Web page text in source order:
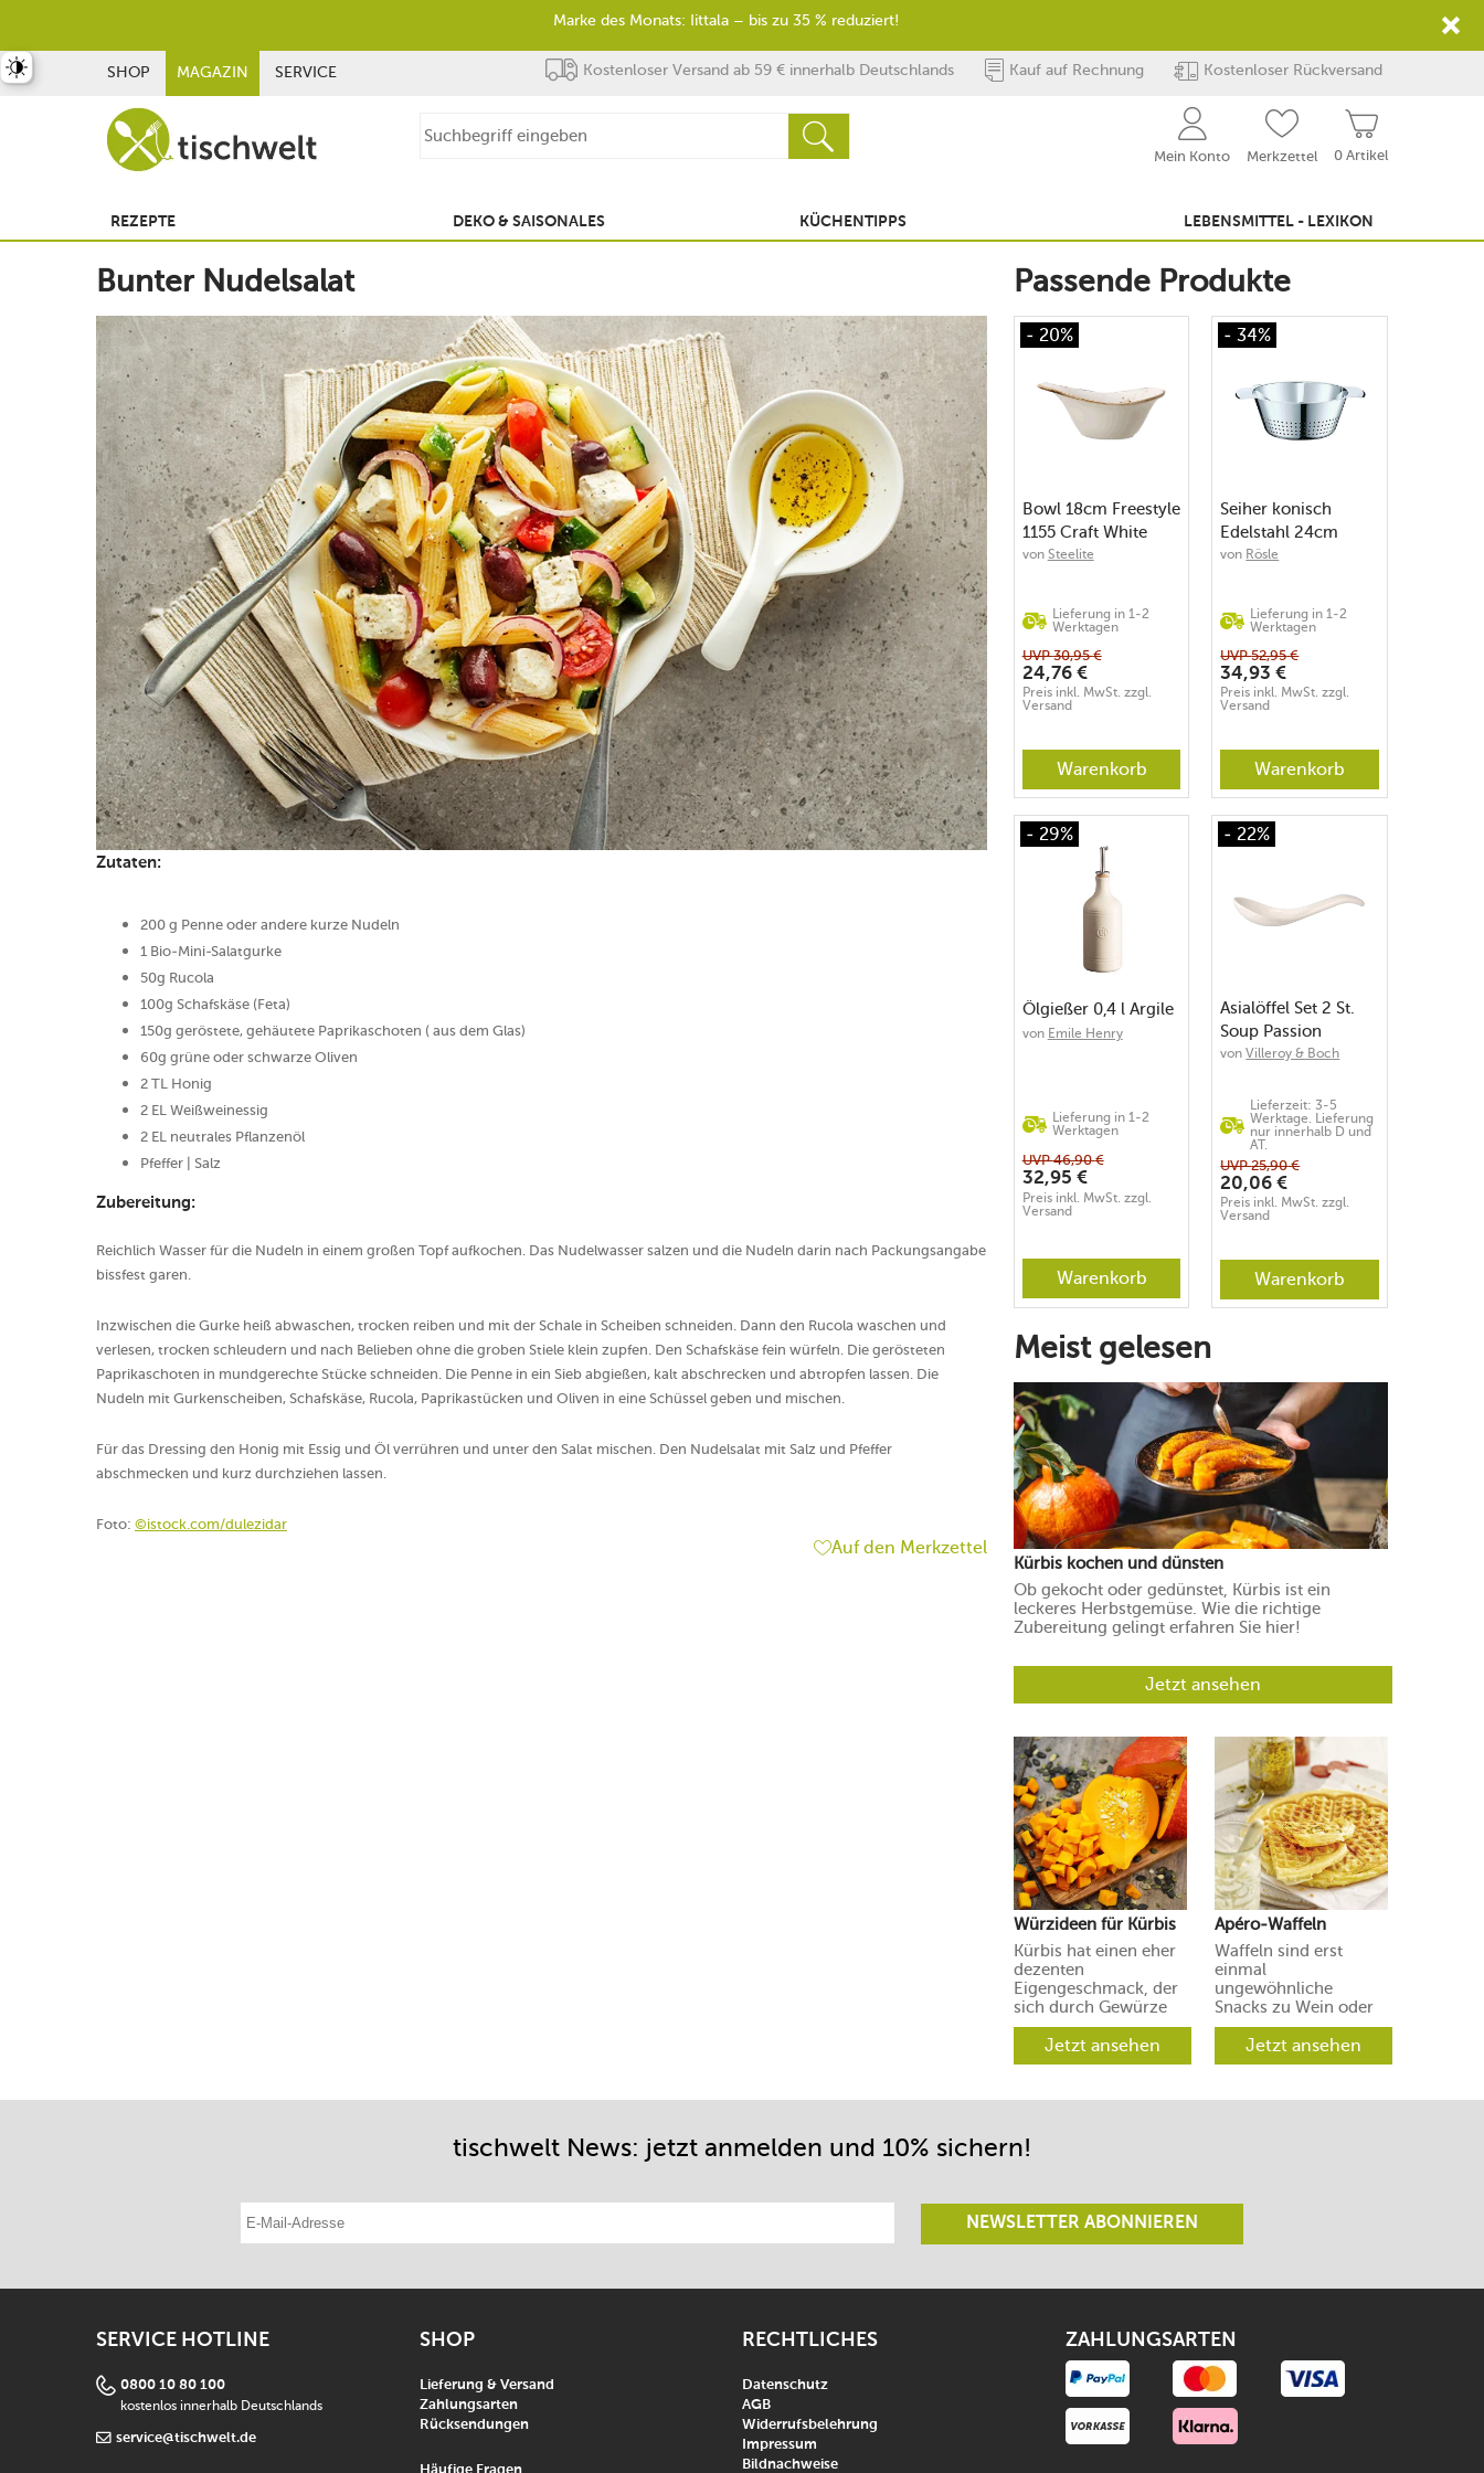
SHOP MAGAZIN SERVICE Kostenloser Versand ab 59 € innerhalb Deutschlands Kauf auf Rechnung Kostenloser Rückversand
0 Artikel
Mein Konto Merkzettel
REZEPTE DEKO & SAISONALES KÜCHENTIPPS LEBENSMITTEL - LEXIKON
Bunter Nudelsalat
Zutaten:
200 g Penne oder andere kurze Nudeln
1 Bio-Mini-Salatgurke
50g Rucola
100g Schafskäse (Feta)
150g geröstete, gehäutete Paprikaschoten ( aus dem Glas)
60g grüne oder schwarze Oliven
2 TL Honig
2 EL Weißweinessig
2 EL neutrales Pflanzenöl
Pfeffer | Salz
Zubereitung:
Reichlich Wasser für die Nudeln in einem großen Topf aufkochen. Das Nudelwasser salzen und die Nudeln darin nach Packungsangabe
bissfest garen.
Inzwischen die Gurke heiß abwaschen, trocken reiben und mit der Schale in Scheiben schneiden. Dann den Rucola waschen und
verlesen, trocken schleudern und nach Belieben ohne die groben Stiele klein zupfen. Den Schafskäse fein würfeln. Die gerösteten
Paprikaschoten in mundgerechte Stücke schneiden. Die Penne in ein Sieb abgießen, kalt abschrecken und abtropfen lassen. Die
Nudeln mit Gurkenscheiben, Schafskäse, Rucola, Paprikastücken und Oliven in eine Schüssel geben und mischen.
Für das Dressing den Honig mit Essig und Öl verrühren und unter den Salat mischen. Den Nudelsalat mit Salz und Pfeffer
abschmecken und kurz durchziehen lassen.
Foto: ©istock.com/dulezidar
Auf den Merkzettel
Passende Produkte
- 20%
Bowl 18cm Freestyle
1155 Craft White
von Steelite
Lieferung in 1-2
Werktagen
UVP30,95 €
24,76 €
Preis inkl. MwSt. zzgl.
Versand
Warenkorb
- 34%
Seiher konisch
Edelstahl 24cm
von Rösle
Lieferung in 1-2
Werktagen
UVP52,95 €
34,93 €
Preis inkl. MwSt. zzgl.
Versand
Warenkorb
- 29%
Ölgießer 0,4 l Argile
von Emile Henry
Lieferung in 1-2
Werktagen
UVP46,90 €
32,95 €
Preis inkl. MwSt. zzgl.
Versand
Warenkorb
- 22%
Asialöffel Set 2 St.
Soup Passion
vonVilleroy & Boch
Lieferzeit: 3-5
Werktage. Lieferung
nur innerhalb D und
AT.
UVP25,90 €
20,06 €
Preis inkl. MwSt. zzgl.
Versand
Warenkorb
Meist gelesen
Kürbis kochen und dünsten
Ob gekocht oder gedünstet, Kürbis ist ein
leckeres Herbstgemüse. Wie die richtige
Zubereitung gelingt erfahren Sie hier!
Jetzt ansehen
Würzideen für Kürbis
Kürbis hat einen eher
dezenten
Eigengeschmack, der
sich durch Gewürze
und Aromen leicht in
verschiedene
Richtungen lenken
Jetzt ansehen
Apéro-Waffeln
Waffeln sind erst
einmal
ungewöhnliche
Snacks zu Wein oder
Prosecco. Ihre Gäste
werden aber
begeistert sein.
Jetzt ansehen
tischwelt News: jetzt anmelden und 10% sichern!
NEWSLETTER ABONNIEREN
SERVICE HOTLINE
0800 10 80 100
kostenlos innerhalb Deutschlands
service@tischwelt.de
SHOP
Lieferung & Versand
Zahlungsarten
Rücksendungen
Häufige Fragen
RECHTLICHES
Datenschutz
AGB
Widerrufsbelehrung
Impressum
Bildnachweise
ZAHLUNGSARTEN
umschalten
Marke des Monats: Iittala – bis zu 35 % reduziert!